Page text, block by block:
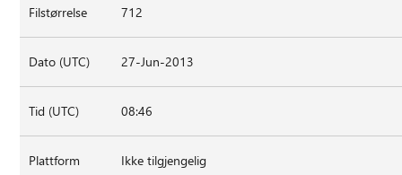
Filstørrelse 712
Dato (UTC) 27-Jun-2013
Tid (UTC) 08:46
Plattform Ikke tilgjengelig